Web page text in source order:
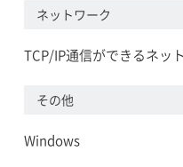
ネットワーク
TCP/IP通信ができるネッ
その他
Windows